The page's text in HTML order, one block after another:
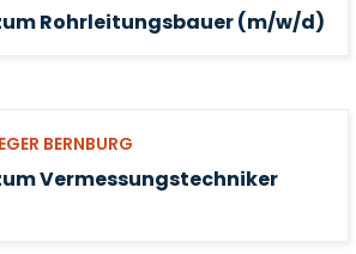
Rohrleitungsbauer (m/w/d)
BERNBURG
Vermessungstechniker